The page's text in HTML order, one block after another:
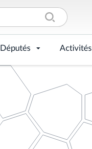
Députés Activités